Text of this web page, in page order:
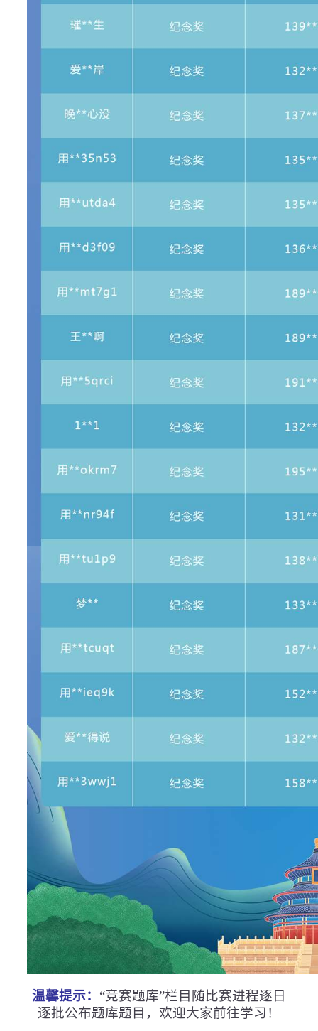
温馨提示： “竞赛题库”栏目随比赛进程逐日
逐批公布题库题目，欢迎大家前往学习！